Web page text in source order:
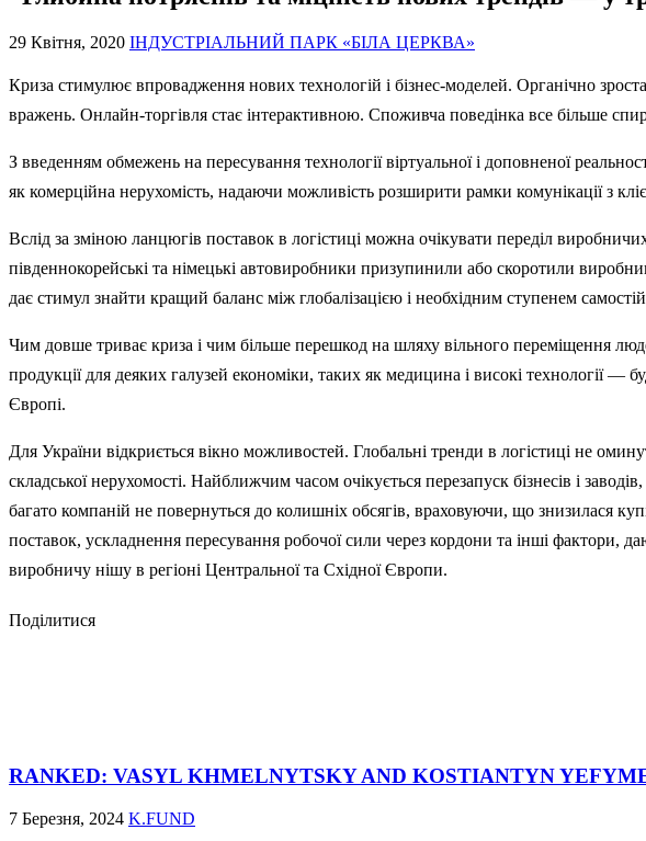
29 Квітня, 2020 ІНДУСТРІАЛЬНИЙ ПАРК «БІЛА ЦЕРКВА»
Криза стимулює впровадження нових технологій і бізнес-моделей. Органічно
вражень. Онлайн-торгівля стає інтерактивною. Споживча поведінка все більше
З введенням обмежень на пересування технології віртуальної і доповненої
як комерційна нерухомість, надаючи можливість розширити рамки комунікації з
Вслід за зміною ланцюгів поставок в логістиці можна очікувати переділ
південнокорейські та німецькі автовиробники призупинили або скоротили
дає стимул знайти кращий баланс між глобалізацією і необхідним ступенем
Чим довше триває криза і чим більше перешкод на шляху вільного переміщення
продукції для деяких галузей економіки, таких як медицина і високі технології
Європі.
Для України відкриється вікно можливостей. Глобальні тренди в логістиці не
складської нерухомості. Найближчим часом очікується перезапуск бізнесів і
багато компаній не повернуться до колишніх обсягів, враховуючи, що знизилася
поставок, ускладнення пересування робочої сили через кордони та інші фактори,
виробничу нішу в регіоні Центральної та Східної Європи.
Поділитися
RANKED: VASYL KHMELNYTSKY AND KOSTIANTYN
7 Березня, 2024 K.FUND